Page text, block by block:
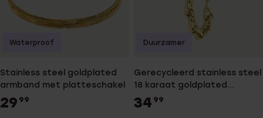
Stainless steel goldplated
armband met platteschakel
29 99
Waterproof
Gerecycleerd stainless steel
18 karaat goldplated
armband lilou
34 99
Duurzamer